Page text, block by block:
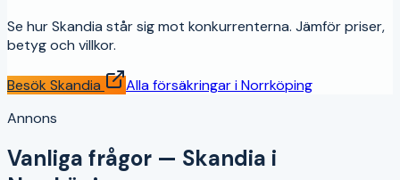
Se hurSkandia står sig mot konkurrenterna. Jämför priser,
betyg och villkor.
Besök Skandia Alla försäkringar iNorrköping
Annons
Vanliga frågor — Skandia i